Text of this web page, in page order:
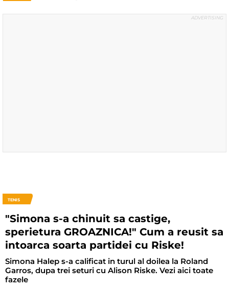
TENIS
"Simona s-a chinuit sa castige,
sperietura GROAZNICA!" Cum a reusit sa
intoarca soarta partidei cu Riske!
Simona Halep s-a calificat in turul al doilea la Roland
Garros, dupa trei seturi cu Alison Riske. Vezi aici toate
fazele